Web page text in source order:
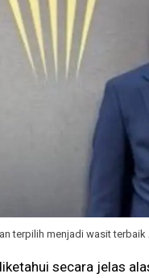
terpilih menjadi wasit
secara jelas